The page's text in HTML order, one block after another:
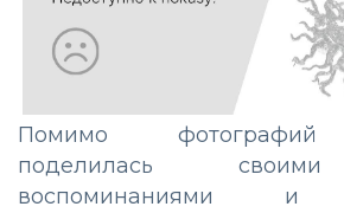
Помимо фотографий
поделилась
воспоминаниями и